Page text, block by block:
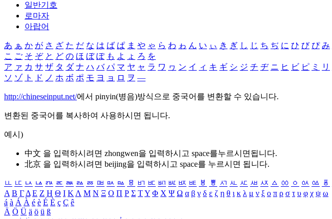
일반기호
로마자
아랍어
あ ぁ か が さ ざ た だ な は ば ぱ ま や ゃ ら わ ゎ ん い ぃ き ぎ し じ ち ぢ に ひ び ぴ み
こ ご そ ぞ と ど の ほ ぼ ぽ も よ ょ ろ を
ア ァ カ サ ザ タ ダ ナ ハ バ パ マ ヤ ャ ラ ワ ヮ ン イ ィ キ ギ シ ジ チ ヂ ニ ヒ ビ ピ ミ リ
ソ ゾ ト ド ノ ホ ボ ポ モ ヨ ョ ロ ヲ ―
http://chineseinput.net/에서 pinyin(병음)방식으로 중국어를 변환할 수 있습니다.
변환된 중국어를 복사하여 사용하시면 됩니다.
예시)
中文 을 입력하시려면 zhongwen을 입력하시고 space를누르시면됩니다.
北京 을 입력하시려면 beijing을 입력하시고 space를 누르시면 됩니다.
ㅥ ㅦ ㅧ ㅨ ㅩ ㅪ ㅫ ㅬ ㅭ ㅮ ㅯ ㅰ ㅱ ㅲ ㅳ ㅴ ㅵ ㅶ ㅷ ㅸ ㅹ ㅺ ㅻ ㅼ ㅽ ㅾ ㅿ ㆀ ㆁ ㆂ ㆃ ㆄ
Α Β ΓΔ Ε Ζ Η Θ Ι ΚΛ Μ Ν Ξ Ο Π Ρ Σ ΤΥ Φ Χ Ψ Ω α β γ δ ε ζ η θ ι κ λ μ ν ξ ο π ρ σ τ υ φ χ ψ ω
á à Á À é è É È ç Ç ê
Ä Ö Ü ä ö ü ß